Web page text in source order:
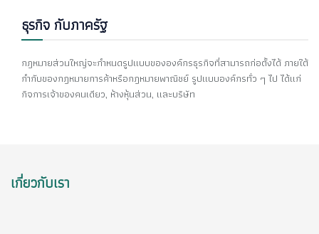
ธุรกิจ กับภาครัฐ
กฎหมายส่วนใหญ่จะกำหนดรูปแบบขององค์กรธุรกิจที่สามารถก่อตั้งได้ ภายใต้
กำกับของกฎหมายการค้าหรือกฎหมายพาณิชย์ รูปแบบองค์กรทั่ว ๆ ไป ได้แก่
กิจการเจ้าของคนเดียว, ห้างหุ้นส่วน, และบริษัท
เกี่ยวกับเรา